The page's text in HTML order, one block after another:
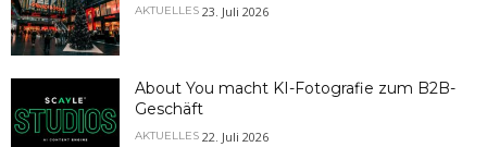
AKTUELLES 23. Juli 2026
About You macht KI-Fotografie zum B2B-
Geschäft
AKTUELLES 22. Juli 2026